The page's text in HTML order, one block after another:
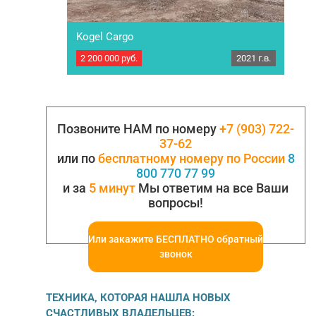
Полуприцеп бортовой Kogel Cargo Год
Грузоподъемность: 32 805 кг. Габариты
внутренние: Длинна: 13.6м. Ширина: 2.50м.
Высота борта: 60 см Вместимость паллет: 33 е-
палет. Резина передняя ось…
Kogel Cargo
2 200 000 руб. 2021 г.в.
Позвоните НАМ по номеру+7 (903) 722-
37-62
или побесплатному номеру по России 8
800 770 77 99
и за 5 минут Мы ответим на все Ваши
вопросы!
Или закажите БЕСПЛАТНО обратный
звонок
ТЕХНИКА, КОТОРАЯ НАШЛА НОВЫХ
СЧАСТЛИВЫХ ВЛАДЕЛЬЦЕВ: